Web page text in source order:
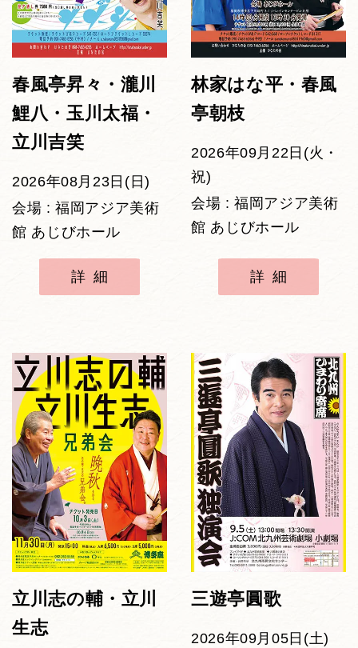
春風亭昇々・瀧川
鯉八・玉川太福・
立川吉笑
2026年08月23日(日)
会場 : 福岡アジア美術
館 あじびホール
詳細
林家はな平・春風
亭朝枝
2026年09月22日(火・
祝)
会場 : 福岡アジア美術
館 あじびホール
詳細
立川志の輔・立川
生志
三遊亭圓歌
2026年09月05日(土)